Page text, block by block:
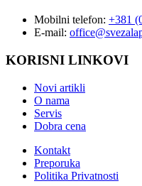
Mobilni telefon: +381
E-mail:
KORISNI LINKOVI
Novi artikli
O nama
Servis
Dobra cena
Kontakt
Preporuka
Politika Privatnosti